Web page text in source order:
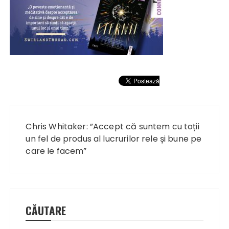
articole
Chris Whitaker: ”Accept că suntem cu toții
un fel de produs al lucrurilor rele și bune pe
care le facem”
CĂUTARE